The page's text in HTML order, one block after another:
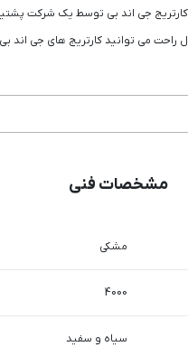
کارتریج جی اند بی توسط یک شرکت
راحت می توانید کارتریج های جی اند بی
مشخصات فنی
مشکی
4000
سیاه و سفید